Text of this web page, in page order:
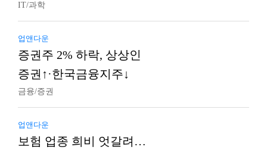
IT/과학
업앤다운
증권주 2% 하락, 상상인
증권↑·한국금융지주↓
금융/증권
업앤다운
보험 업종 희비 엇갈려…